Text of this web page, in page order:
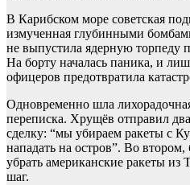
В Карибском море советская
измученная глубинными
не выпустила ядерную торпеду
На борту началась паника, и
офицеров предотвратила
Одновременно шла
переписка. Хрущёв отправил
сделку: “мы убираем ракеты с
нападать на остров”. Во
убрать американские ракеты из
шаг.